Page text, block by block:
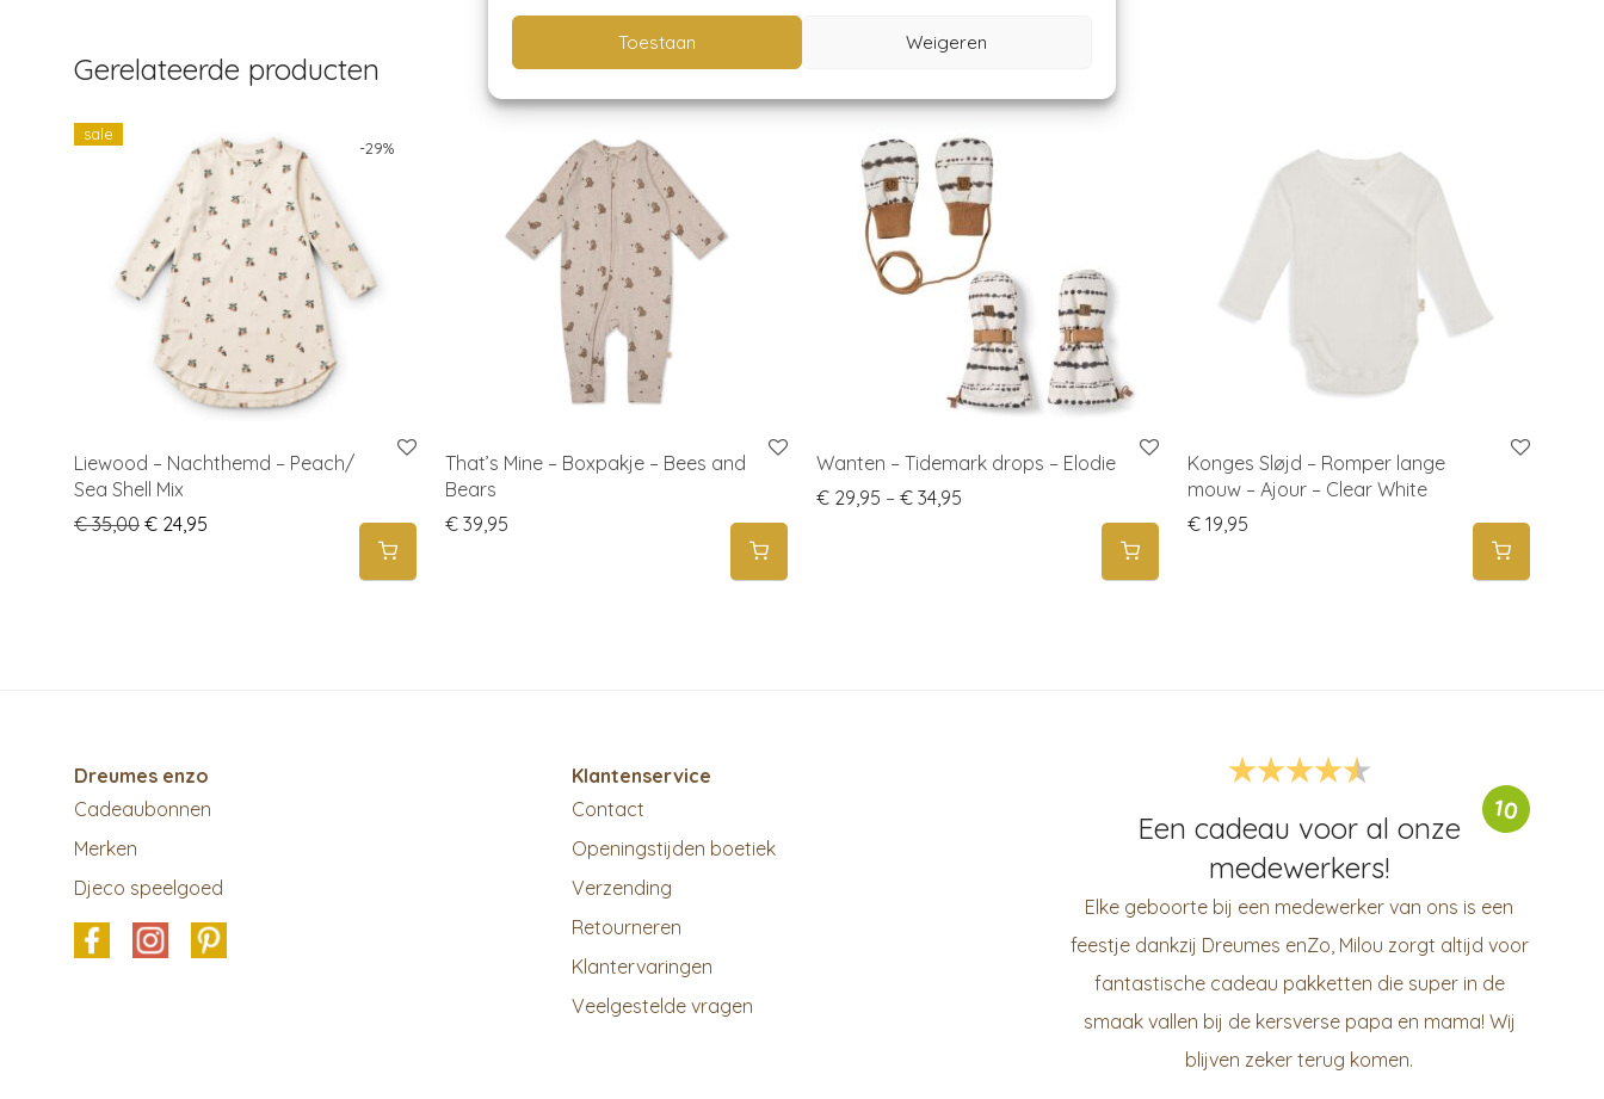
Toestaan Weigeren
Gerelateerde producten
-29%
sale
Liewood – Nachthemd – Peach/
Sea Shell Mix
€35,00 Original price was: € 35,00.
€ 24,95 Current price is: € 24,95.
That’s Mine – Boxpakje – Bees and
Bears
€ 39,95
Wanten – Tidemark drops – Elodie
€ 29,95 – € 34,95 Price range: € 29,95 through € 34,95
Konges Sløjd – Romper lange
mouw – Ajour – Clear White
€ 19,95
Dreumes enzo
Cadeaubonnen
Merken
Djeco speelgoed
Klantenservice
Contact
Openingstijden boetiek
Verzending
Retourneren
Klantervaringen
Veelgestelde vragen
10
Een cadeau voor al onze
medewerkers!
Elke geboorte bij een medewerker van ons is een
feestje dankzij Dreumes enZo, Milou zorgt altijd voor
fantastische cadeau pakketten die super in de
smaak vallen bij de kersverse papa en mama! Wij
blijven zeker terug komen.